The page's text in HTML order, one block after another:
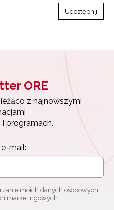
Udostępnij
ORE
z najnowszymi
programach.
mail:
moich danych osobowych
marketingowych.